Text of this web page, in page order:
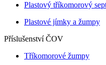
Plastový tříkomorový
Plastové jímky a žumpy
Příslušenství ČOV
Tříkomorové žumpy